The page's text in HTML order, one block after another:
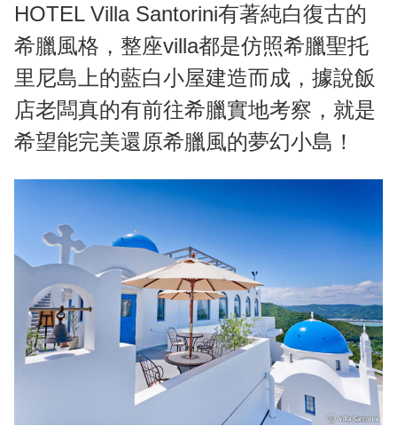
HOTEL Villa Santorini有著純白復古的
希臘風格，整座villa都是仿照希臘聖托
里尼島上的藍白小屋建造而成，據說飯
店老闆真的有前往希臘實地考察，就是
希望能完美還原希臘風的夢幻小島！